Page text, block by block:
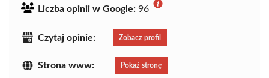
Liczba opinii w Google: 96
Czytaj opinie: Zobacz profil
Strona www: Pokaż stronę